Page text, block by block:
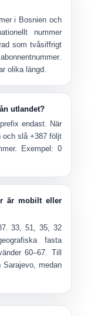
i Bosnien och
nummer
som tvåsiffrigt
.
olika längd.
utlandet?
endast. När
och slå +387följt
Exempel: 0
är mobilt eller
33, 51, 35, 32
fasta
60–67. Till
medan